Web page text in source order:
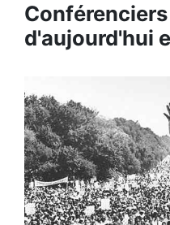
d'aujourd'hui